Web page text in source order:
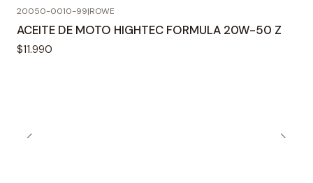
20050-0010-99|ROWE
ACEITE DE MOTO HIGHTEC FORMULA 20W-50 Z
$11.990